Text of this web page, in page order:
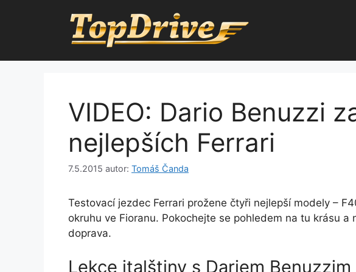
VIDEO: Dario Benuzzi
nejlepších Ferrari
7.5.2015 autor: Tomáš Čanda
Testovací jezdec Ferrari prožene čtyři nejlepší modely –
okruhu ve Fioranu. Pokochejte se pohledem na tu krásu a
doprava.
Lekce italštiny s Dariem Benuzzim